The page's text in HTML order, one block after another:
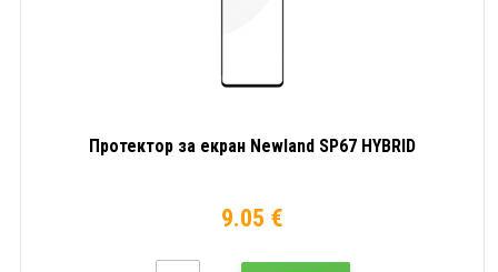
Протектор за екран Newland SP67 HYBRID
9.05 €